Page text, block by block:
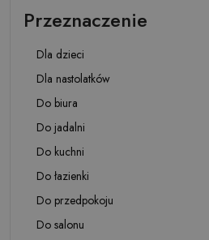
Przeznaczenie
Dla dzieci
Dla nastolatków
Do biura
Do jadalni
Do kuchni
Do łazienki
Do przedpokoju
Do salonu